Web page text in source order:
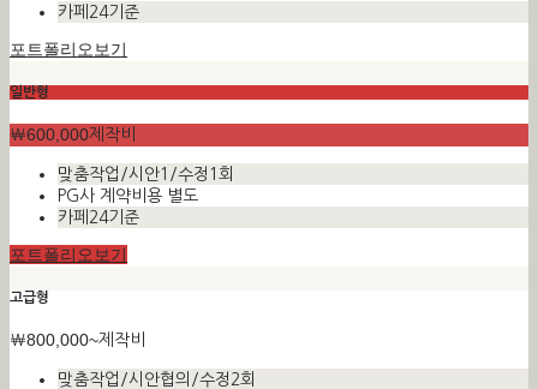
카페24기준
포트폴리오보기
일반형
￦600,000제작비
맞춤작업/시안1/수정1회
PG사 계약비용 별도
카페24기준
포트폴리오보기
고급형
￦800,000~제작비
맞춤작업/시안협의/수정2회